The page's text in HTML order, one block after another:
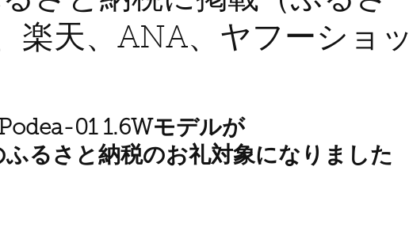
楽天、ANA、ヤフーショッ
01 1.6Wモデルが
ふるさと納税のお礼対象になりました